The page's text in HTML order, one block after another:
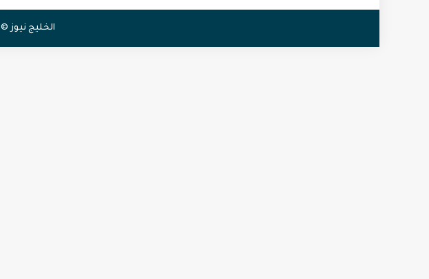
الخليج نيوز © 2024 جميع الحقوق محفوظة.